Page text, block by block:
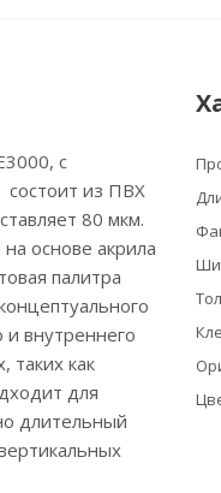
с
состоит из ПВХ
80 мкм.
основе акрила
палитра
внутреннего
таких как
для
длительный